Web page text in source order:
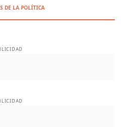
DE LA POLÍTICA